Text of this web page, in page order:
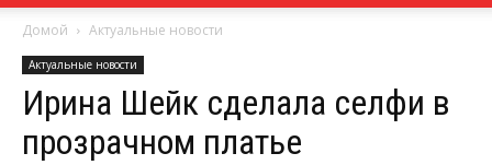
Домой Актуальные новости
Актуальные новости
Ирина Шейк сделала селфи в
прозрачном платье